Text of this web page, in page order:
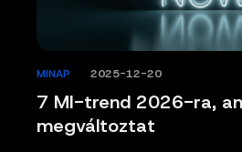
7 MI-trend 2026-ra,
megváltoztat
MINAP 2025-12-20